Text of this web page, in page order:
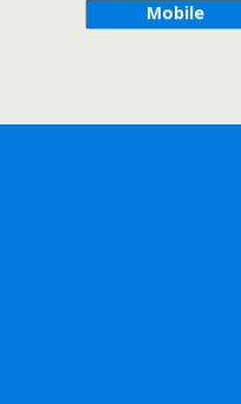
Mobile